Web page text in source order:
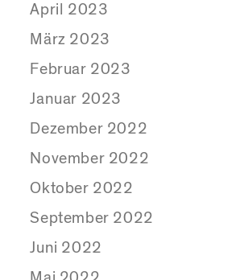
April 2023
März 2023
Februar 2023
Januar 2023
Dezember 2022
November 2022
Oktober 2022
September 2022
Juni 2022